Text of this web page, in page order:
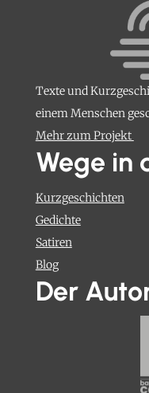
Texte und
einem Menschen
Mehr zum Projekt
Wege in
Kurzgeschichten
Gedichte
Satiren
Blog
Der